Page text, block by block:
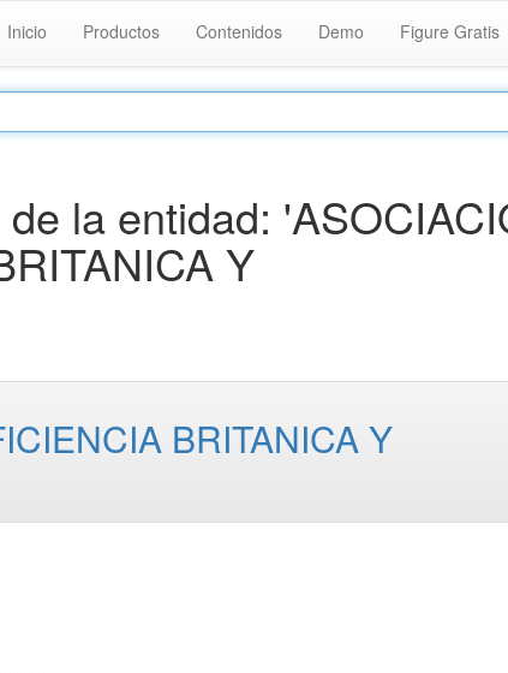
Inicio Productos Contenidos Demo Figure Gratis
la entidad:
Y
BRITANICA Y